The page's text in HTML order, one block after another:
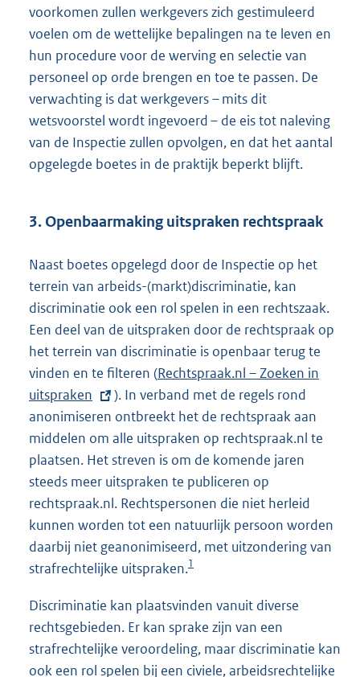
voorkomen zullen werkgevers zich gestimuleerd
voelen om de wettelijke bepalingen na te leven en
hun procedure voor de werving en selectie van
personeel op orde brengen en toe te passen. De
verwachting is dat werkgevers – mits dit
wetsvoorstel wordt ingevoerd – de eis tot naleving
van de Inspectie zullen opvolgen, en dat het aantal
opgelegde boetes in de praktijk beperkt blijft.
3. Openbaarmaking uitspraken rechtspraak
Naast boetes opgelegd door de Inspectie op het
terrein van arbeids-(markt)discriminatie, kan
discriminatie ook een rol spelen in een rechtszaak.
Een deel van de uitspraken door de rechtspraak op
het terrein van discriminatie is openbaar terug te
vinden en te filteren (E
x
t
e
r
n
e
l
i
n
:
Rechtspraak.nl – Zoeken in
uitspraken
). In verband met de regels rond
anonimiseren ontbreekt het de rechtspraak aan
middelen om alle uitspraken op rechtspraak.nl te
plaatsen. Het streven is om de komende jaren
steeds meer uitspraken te publiceren op
rechtspraak.nl. Rechtspersonen die niet herleid
kunnen worden tot een natuurlijk persoon worden
daarbij niet geanonimiseerd, met uitzondering van
strafrechtelijke uitspraken.1
Discriminatie kan plaatsvinden vanuit diverse
rechtsgebieden. Er kan sprake zijn van een
strafrechtelijke veroordeling, maar discriminatie kan
ook een rol spelen bij een civiele, arbeidsrechtelijke